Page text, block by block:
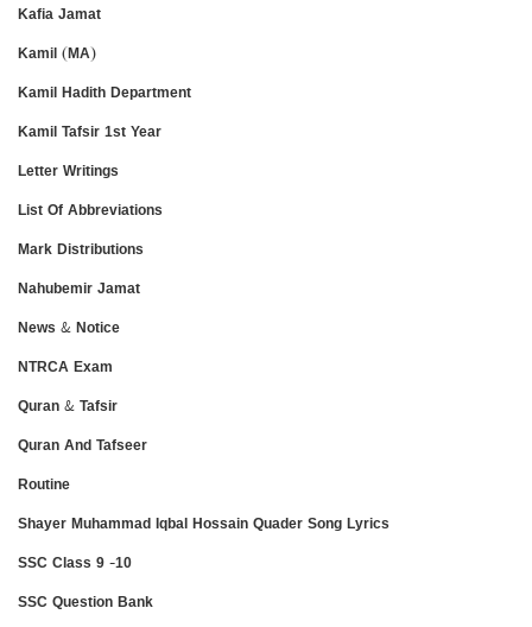
Kafia Jamat
Kamil (MA)
Kamil Hadith Department
Kamil Tafsir 1st Year
Letter Writings
List Of Abbreviations
Mark Distributions
Nahubemir Jamat
News & Notice
NTRCA Exam
Quran & Tafsir
Quran And Tafseer
Routine
Shayer Muhammad Iqbal Hossain Quader Song Lyrics
SSC Class 9 -10
SSC Question Bank